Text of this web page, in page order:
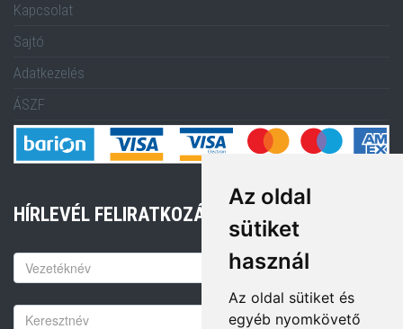
Az oldal
sütiket
használ
Az oldal sütiket és
egyéb nyomkövető
Kapcsolat
Sajtó
Adatkezelés
ÁSZF
HÍRLEVÉL FELIRATKOZÁS
Keresztnév
Vezetéknév